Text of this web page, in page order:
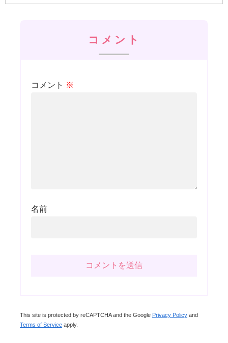
コメント
コメント ※
名前
This site is protected by reCAPTCHA and the Google Privacy Policy and
Terms of Service apply.